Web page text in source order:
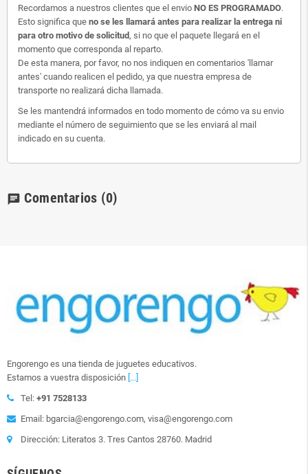
Recordamos a nuestros clientes que el envio NO ES PROGRAMADO.
Esto significa que no se les llamará antes para realizar la entrega ni
para otro motivo de solicitud, si no que el paquete llegará en el
momento que corresponda al reparto.
De esta manera, por favor, no nos indiquen en comentarios 'llamar
antes' cuando realicen el pedido, ya que nuestra empresa de
transporte no realizará dicha llamada.
Se les mantendrá informados en todo momento de cómo va su envio
mediante el número de seguimiento que se les enviará al mail
indicado en su cuenta.
chat Comentarios (0)
Engorengo es una tienda de juguetes educativos.
Estamos a vuestra disposición [...]
Tel: +91 7528133
Email: bgarcia@engorengo.com, visa@engorengo.com
Dirección: Literatos 3. Tres Cantos 28760. Madrid